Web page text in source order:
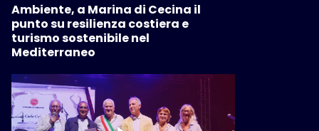
Ambiente, a Marina di Cecina il
punto su resilienza costiera e
turismo sostenibile nel
Mediterraneo